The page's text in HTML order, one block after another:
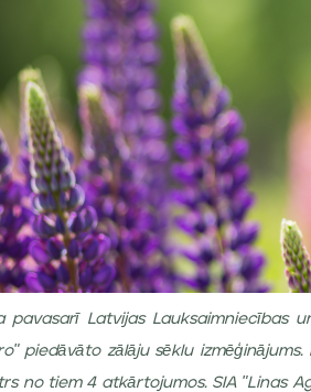
pavasarī Latvijas Lauksaimniecības
piedāvāto zālāju sēklu
no tiem 4 atkārtojumos. SIA "Linas